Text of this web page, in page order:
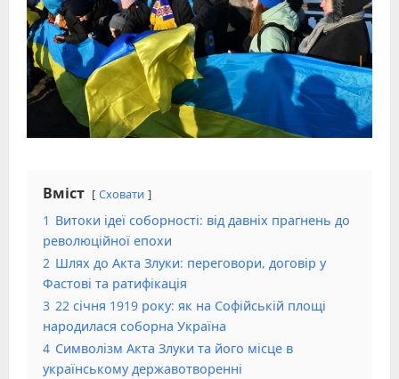
Вміст Сховати
1 Витоки ідеї соборності: від давніх прагнень до
революційної епохи
2 Шлях до Акта Злуки: переговори, договір у
Фастові та ратифікація
3 22 січня 1919 року: як на Софійській площі
народилася соборна Україна
4 Символізм Акта Злуки та його місце в
українському державотворенні